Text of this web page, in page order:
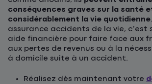
conséquences graves sur la santé
considérablement la vie quotidienne
assurance accidents de la vie, c’est
aide financière pour faire face aux
aux pertes de revenus ou à la
à domicile suite à un accident.
Réalisez dès maintenant votre